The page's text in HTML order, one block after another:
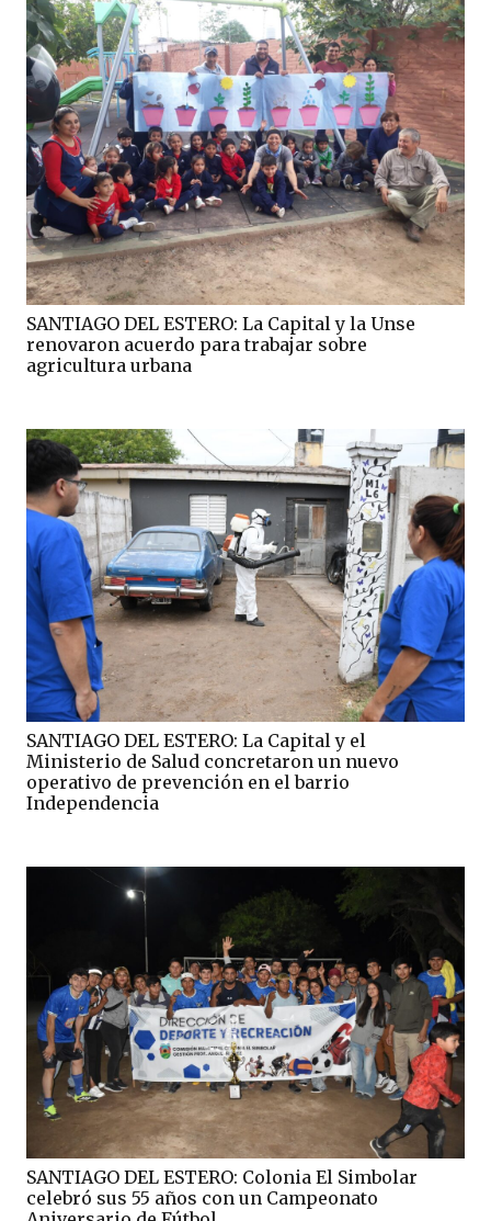
SANTIAGO DEL ESTERO: La Capital y la Unse
renovaron acuerdo para trabajar sobre
agricultura urbana
SANTIAGO DEL ESTERO: La Capital y el
Ministerio de Salud concretaron un nuevo
operativo de prevención en el barrio
Independencia
SANTIAGO DEL ESTERO: Colonia El Simbolar
celebró sus 55 años con un Campeonato